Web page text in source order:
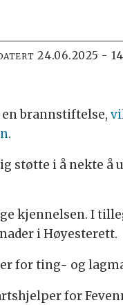
24.06.2025 -
brannstiftelse,
.
støtte i å nekte
kjennelsen. I
i Høyesterett.
for ting- og
for